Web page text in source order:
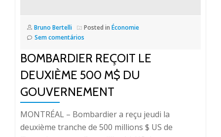
Bruno Bertelli Posted in Économie
Sem comentários
BOMBARDIER REÇOIT LE
DEUXIÈME 500 M$ DU
GOUVERNEMENT
MONTRÉAL – Bombardier a reçu jeudi la
deuxième tranche de 500 millions $ US de